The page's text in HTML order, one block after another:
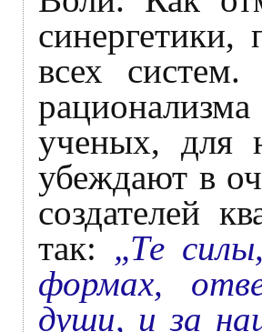
синергетики,
всех
ученых, для
убеждают в
создателей
так: „Те
формах,
души, и за